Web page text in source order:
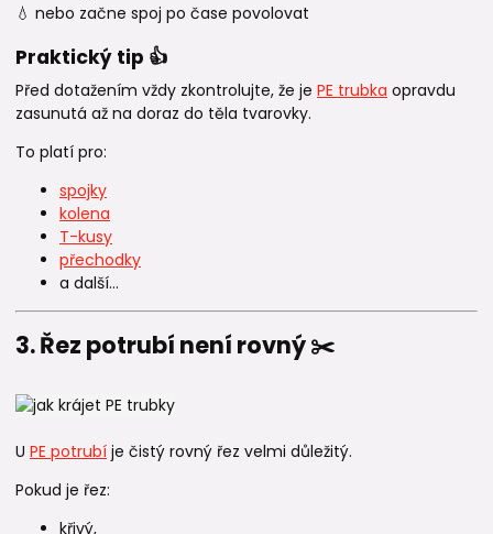
💧 nebo začne spoj po čase povolovat
Praktický tip 👍
Před dotažením vždy zkontrolujte, že je PE trubka opravdu
zasunutá až na doraz do těla tvarovky.
To platí pro:
spojky
kolena
T-kusy
přechodky
a další...
3. Řez potrubí není rovný ✂️
U PE potrubí je čistý rovný řez velmi důležitý.
Pokud je řez:
křivý,